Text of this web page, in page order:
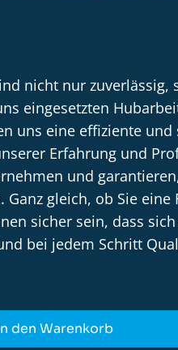
nicht nur
eingesetzten
uns eine effiziente und
Erfahrung und
und
gleich, ob Sie
sicher sein, dass sich
bei jedem Schritt
den Warenkorb